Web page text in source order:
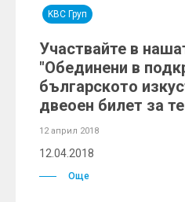
KBC Груп
Участвайте в
"Обединени в
българското
двеоен билет за
12 април 2018
12.04.2018
Още